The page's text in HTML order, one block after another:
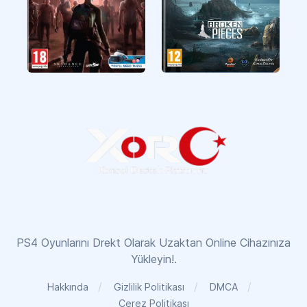
PS4 Oyunlarını Drekt Olarak Uzaktan Online Cihazınıza
Yükleyin!.
Hakkında Gizlilik Politikası
DMCA
Çerez Politikası